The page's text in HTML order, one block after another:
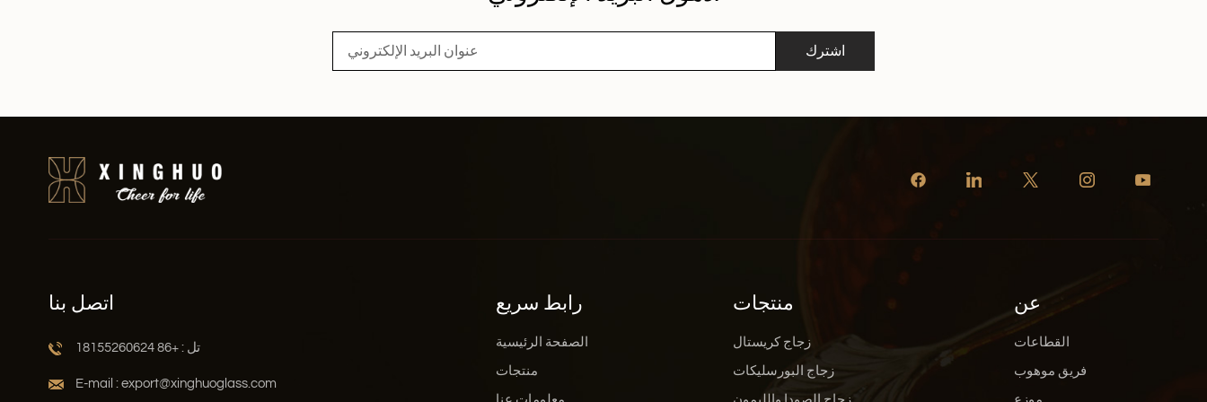
اشترك
اتصل بنا
تل : +86 18155260624
E-mail : export@xinghuoglass.com
رابط سريع
الصفحة الرئيسية
منتجات
منتجات
زجاج كريستال
زجاج البورسليكات
عن
القطاعات
فريق موهوب